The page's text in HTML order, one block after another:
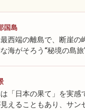
国島
西端の離島で、断崖の
海がそろう“秘境の島旅
「日本の果て」を実感
えることもあり、サン